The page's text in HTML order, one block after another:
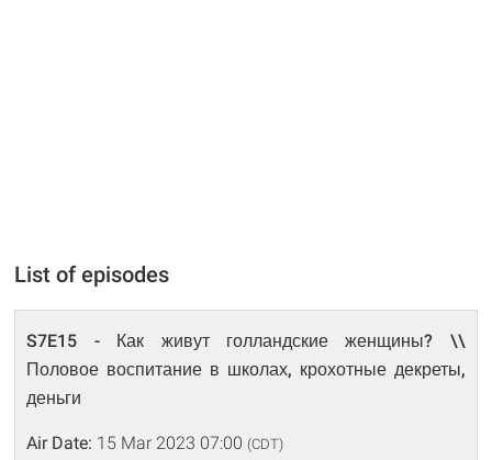
List of episodes
S7E15 - Как живут голландские женщины? \\
Половое воспитание в школах, крохотные декреты,
деньги
Air Date: 15 Mar 2023 07:00 (CDT)